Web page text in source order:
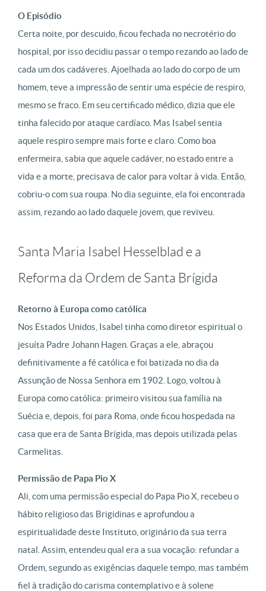
O Episódio
Certa noite, por descuido, ficou fechada no necrotério do
hospital, por isso decidiu passar o tempo rezando ao lado de
cada um dos cadáveres. Ajoelhada ao lado do corpo de um
homem, teve a impressão de sentir uma espécie de respiro,
mesmo se fraco. Em seu certificado médico, dizia que ele
tinha falecido por ataque cardíaco. Mas Isabel sentia
aquele respiro sempre mais forte e claro. Como boa
enfermeira, sabia que aquele cadáver, no estado entre a
vida e a morte, precisava de calor para voltar à vida. Então,
cobriu-o com sua roupa. No dia seguinte, ela foi encontrada
assim, rezando ao lado daquele jovem, que reviveu.
Santa Maria Isabel Hesselblad e a
Reforma da Ordem de Santa Brígida
Retorno à Europa como católica
Nos Estados Unidos, Isabel tinha como diretor espiritual o
jesuíta Padre Johann Hagen. Graças a ele, abraçou
definitivamente a fé católica e foi batizada no dia da
Assunção de Nossa Senhora em 1902. Logo, voltou à
Europa como católica: primeiro visitou sua família na
Suécia e, depois, foi para Roma, onde ficou hospedada na
casa que era de Santa Brígida, mas depois utilizada pelas
Carmelitas.
Permissão de Papa Pio X
Ali, com uma permissão especial do Papa Pio X, recebeu o
hábito religioso das Brigidinas e aprofundou a
espiritualidade deste Instituto, originário da sua terra
natal. Assim, entendeu qual era a sua vocação: refundar a
Ordem, segundo as exigências daquele tempo, mas também
fiel à tradição do carisma contemplativo e à solene